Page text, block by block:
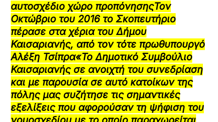
αυτοσχέδιο χώρο προπόνησηςΤον
Οκτώβριο του 2016 το Σκοπευτήριο
πέρασε στα χέρια του Δήμου
Καισαριανής, από τον τότε πρωθυπουργό
Αλέξη Τσίπρα«Το Δημοτικό Συμβούλιο
Καισαριανής σε ανοιχτή του συνεδρίαση
και με παρουσία σε αυτό κατοίκων της
πόλης μας συζήτησε τις σημαντικές
εξελίξεις που αφορούσαν τη ψήφιση του